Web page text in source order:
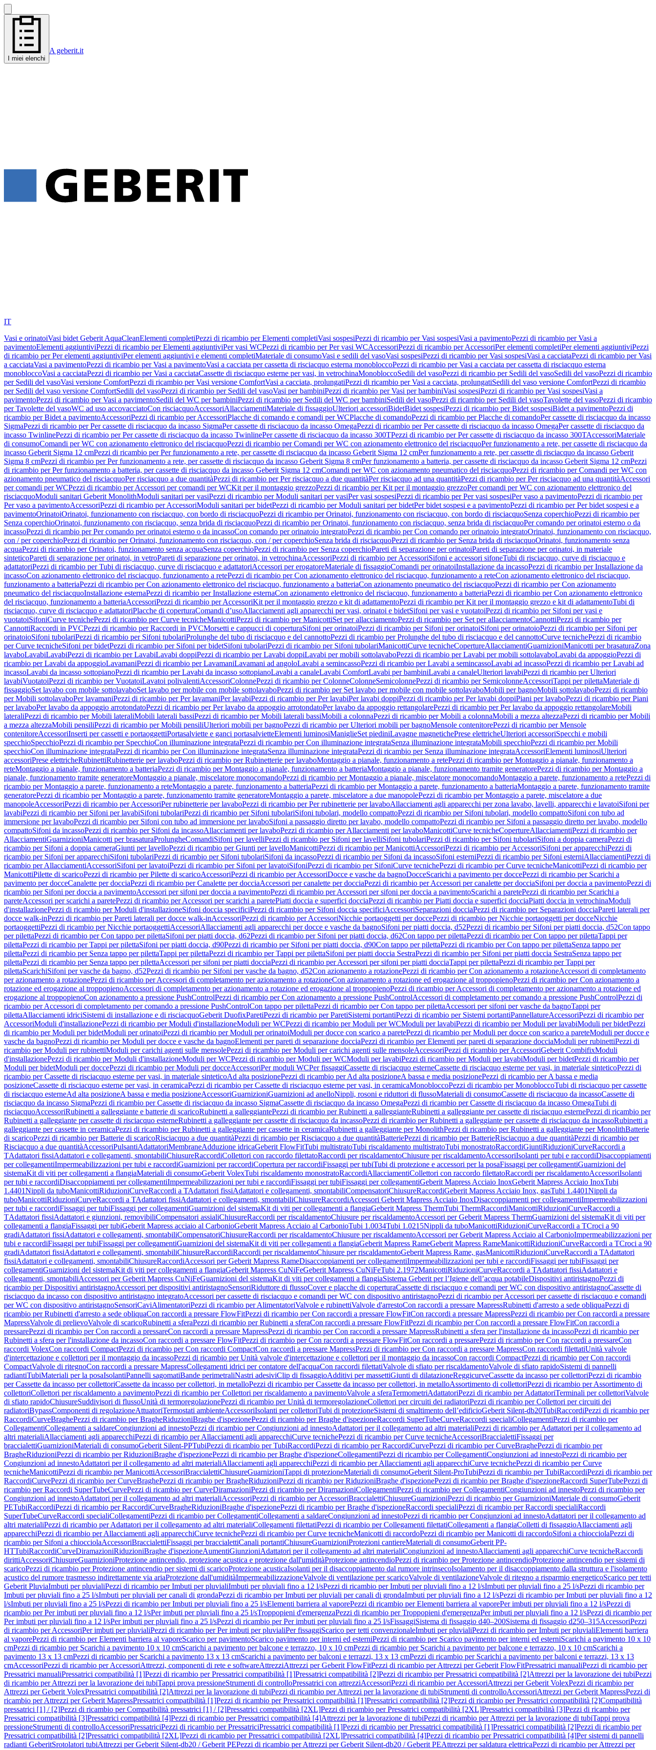
I miei elenchi
A geberit.it
IT
Vasi e orinatoiVasi bidet Geberit AquaCleanElementi completiPezzi di ricambio per Elementi completiVasi sospesiPezzi di ricambio per Vasi sospesiVasi a pavimentoPezzi di ricambio per Vasi a
pavimentoElementi aggiuntiviPezzi di ricambio per Elementi aggiuntiviPer vasi WCPezzi di ricambio per Per vasi WCAccessoriPezzi di ricambio per AccessoriPer elementi completiPer elementi aggiuntiviPezzi
di ricambio per Per elementi aggiuntiviPer elementi aggiuntivi e elementi completiMateriale di consumoVasi e sedili del vasoVasi sospesiPezzi di ricambio per Vasi sospesiVasi a cacciataPezzi di ricambio per Vasi
a cacciataVasi a pavimentoPezzi di ricambio per Vasi a pavimentoVasi a cacciata per cassetta di risciacquo esterna monobloccoPezzi di ricambio per Vasi a cacciata per cassetta di risciacquo esterna
monobloccoVasi a cacciataPezzi di ricambio per Vasi a cacciataCassette di risciacquo esterne per vasi, in vetrochinaMonobloccoSedili del vasoPezzi di ricambio per Sedili del vasoSedili del vasoPezzi di ricambio
per Sedili del vasoVasi versione ComfortPezzi di ricambio per Vasi versione ComfortVasi a cacciata, prolungatiPezzi di ricambio per Vasi a cacciata, prolungatiSedili del vaso versione ComfortPezzi di ricambio
per Sedili del vaso versione ComfortSedili del vasoPezzi di ricambio per Sedili del vasoVasi per bambiniPezzi di ricambio per Vasi per bambiniVasi sospesiPezzi di ricambio per Vasi sospesiVasi a
pavimentoPezzi di ricambio per Vasi a pavimentoSedili del WC per bambiniPezzi di ricambio per Sedili del WC per bambiniSedili del vasoPezzi di ricambio per Sedili del vasoTavolette del vasoPezzi di ricambio
per Tavolette del vasoWC ad uso accovacciatoCon risciacquoAccessoriAllacciamentiMateriale di fissaggioUlteriori accessoriBidetBidet sospesiPezzi di ricambio per Bidet sospesiBidet a pavimentoPezzi di
ricambio per Bidet a pavimentoAccessoriPezzi di ricambio per AccessoriPlacche di comando e comandi per WCPlacche di comandoPezzi di ricambio per Placche di comandoPer cassette di risciacquo da incasso
SigmaPezzi di ricambio per Per cassette di risciacquo da incasso SigmaPer cassette di risciacquo da incasso OmegaPezzi di ricambio per Per cassette di risciacquo da incasso OmegaPer cassette di risciacquo da
incasso TwinlinePezzi di ricambio per Per cassette di risciacquo da incasso TwinlinePer cassette di risciacquo da incasso 300TPezzi di ricambio per Per cassette di risciacquo da incasso 300TAccessoriMateriale
di consumoComandi per WC con azionamento elettronico del risciacquoPezzi di ricambio per Comandi per WC con azionamento elettronico del risciacquoPer funzionamento a rete, per cassette di risciacquo da
incasso Geberit Sigma 12 cmPezzi di ricambio per Per funzionamento a rete, per cassette di risciacquo da incasso Geberit Sigma 12 cmPer funzionamento a rete, per cassette di risciacquo da incasso Geberit
Sigma 8 cmPezzi di ricambio per Per funzionamento a rete, per cassette di risciacquo da incasso Geberit Sigma 8 cmPer funzionamento a batteria, per cassette di risciacquo da incasso Geberit Sigma 12 cmPezzi
di ricambio per Per funzionamento a batteria, per cassette di risciacquo da incasso Geberit Sigma 12 cmComandi per WC con azionamento pneumatico del risciacquoPezzi di ricambio per Comandi per WC con
azionamento pneumatico del risciacquoPer risciacquo a due quantitàPezzi di ricambio per Per risciacquo a due quantitàPer risciacquo ad una quantitàPezzi di ricambio per Per risciacquo ad una quantitàAccessori
per comandi per WCPezzi di ricambio per Accessori per comandi per WCKit per il montaggio grezzoPezzi di ricambio per Kit per il montaggio grezzoPer comandi per WC con azionamento elettronico del
risciacquoModuli sanitari Geberit MonolithModuli sanitari per vasiPezzi di ricambio per Moduli sanitari per vasiPer vasi sospesiPezzi di ricambio per Per vasi sospesiPer vaso a pavimentoPezzi di ricambio per
Per vaso a pavimentoAccessoriPezzi di ricambio per AccessoriModuli sanitari per bidetPezzi di ricambio per Moduli sanitari per bidetPer bidet sospesi e a pavimentoPezzi di ricambio per Per bidet sospesi e a
pavimentoOrinatoiOrinatoi, funzionamento con risciacquo, con bordo di risciacquoPezzi di ricambio per Orinatoi, funzionamento con risciacquo, con bordo di risciacquoSenza coperchioPezzi di ricambio per
Senza coperchioOrinatoi, funzionamento con risciacquo, senza brida di risciacquoPezzi di ricambio per Orinatoi, funzionamento con risciacquo, senza brida di risciacquoPer comando per orinatoi esterno o da
incassoPezzi di ricambio per Per comando per orinatoi esterno o da incassoCon comando per orinatoio integratoPezzi di ricambio per Con comando per orinatoio integratoOrinatoi, funzionamento con risciacquo,
con / per coperchioPezzi di ricambio per Orinatoi, funzionamento con risciacquo, con / per coperchioSenza brida di risciacquoPezzi di ricambio per Senza brida di risciacquoOrinatoi, funzionamento senza
acquaPezzi di ricambio per Orinatoi, funzionamento senza acquaSenza coperchioPezzi di ricambio per Senza coperchioPareti di separazione per orinatoiPareti di separazione per orinatoi, in materiale
sinteticoPareti di separazione per orinatoi, in vetroPareti di separazione per orinatoi, in vetrochinaAccessoriPezzi di ricambio per AccessoriSifoni e accessori sifoneTubi di risciacquo, curve di risciacquo e
adattatoriPezzi di ricambio per Tubi di risciacquo, curve di risciacquo e adattatoriAccessori per erogatoreMateriale di fissaggioComandi per orinatoiInstallazione da incassoPezzi di ricambio per Installazione da
incassoCon azionamento elettronico del risciacquo, funzionamento a retePezzi di ricambio per Con azionamento elettronico del risciacquo, funzionamento a reteCon azionamento elettronico del risciacquo,
funzionamento a batteriaPezzi di ricambio per Con azionamento elettronico del risciacquo, funzionamento a batteriaCon azionamento pneumatico del risciacquoPezzi di ricambio per Con azionamento
pneumatico del risciacquoInstallazione esternaPezzi di ricambio per Installazione esternaCon azionamento elettronico del risciacquo, funzionamento a batteriaPezzi di ricambio per Con azionamento elettronico
del risciacquo, funzionamento a batteriaAccessoriPezzi di ricambio per AccessoriKit per il montaggio grezzo e kit di adattamentoPezzi di ricambio per Kit per il montaggio grezzo e kit di adattamentoTubi di
risciacquo, curve di risciacquo e adattatoriPlacche di coperturaComandi d’usoAllacciamenti agli apparecchi per vasi, orinatoi e bidetSifoni per vasi e vuotatoiPezzi di ricambio per Sifoni per vasi e
vuotatoiSifoniCurve tecnichePezzi di ricambio per Curve tecnicheManicottiPezzi di ricambio per ManicottiSet per allacciamentoPezzi di ricambio per Set per allacciamentoCannottiPezzi di ricambio per
CannottiRaccordi in PVCPezzi di ricambio per Raccordi in PVCMorsetti e cappucci di coperturaSifoni per orinatoiPezzi di ricambio per Sifoni per orinatoiSifoni per orinatoioPezzi di ricambio per Sifoni per
orinatoioSifoni tubolariPezzi di ricambio per Sifoni tubolariProlunghe del tubo di risciacquo e del cannottoPezzi di ricambio per Prolunghe del tubo di risciacquo e del cannottoCurve tecnichePezzi di ricambio
per Curve tecnicheSifoni per bidetPezzi di ricambio per Sifoni per bidetSifoni tubolariPezzi di ricambio per Sifoni tubolariManicottiCurve tecnicheCopertureAllacciamentiGuarnizioniManicotti per brasaturaZona
lavaboLavabiLavabiPezzi di ricambio per LavabiLavabi doppiPezzi di ricambio per Lavabi doppiLavabi per mobili sottolavaboPezzi di ricambio per Lavabi per mobili sottolavaboLavabi da appoggioPezzi di
ricambio per Lavabi da appoggioLavamaniPezzi di ricambio per LavamaniLavamani ad angoloLavabi a semincassoPezzi di ricambio per Lavabi a semincassoLavabi ad incassoPezzi di ricambio per Lavabi ad
incassoLavabi da incasso sottopianoPezzi di ricambio per Lavabi da incasso sottopianoLavabi a canaleLavabi ComfortLavabi per bambiniLavabi a canaleUlteriori lavabiPezzi di ricambio per Ulteriori
lavabiVuotatoiPezzi di ricambio per VuotatoiLavatoi polivalentiAccessoriColonnePezzi di ricambio per ColonneColonneSemicolonnePezzi di ricambio per SemicolonneAccessoriTappi per pilettaMateriale di
fissaggioSet lavabo con mobile sottolavaboSet lavabo per mobile con mobile sottolavaboPezzi di ricambio per Set lavabo per mobile con mobile sottolavaboMobili per bagnoMobili sottolavaboPezzi di ricambio
per Mobili sottolavaboPer lavamaniPezzi di ricambio per Per lavamaniPer lavabiPezzi di ricambio per Per lavabiPer lavabi doppiPezzi di ricambio per Per lavabi doppiPiani per lavaboPezzi di ricambio per Piani
per lavaboPer lavabo da appoggio arrotondatoPezzi di ricambio per Per lavabo da appoggio arrotondatoPer lavabo da appoggio rettangolarePezzi di ricambio per Per lavabo da appoggio rettangolareMobili
lateraliPezzi di ricambio per Mobili lateraliMobili laterali bassiPezzi di ricambio per Mobili laterali bassiMobili a colonnaPezzi di ricambio per Mobili a colonnaMobili a mezza altezzaPezzi di ricambio per Mobili
a mezza altezzaMobili pensiliPezzi di ricambio per Mobili pensiliUlteriori mobili per bagnoPezzi di ricambio per Ulteriori mobili per bagnoMensole contenitorePezzi di ricambio per Mensole
contenitoreAccessoriInserti per cassetti e portaoggettiPortasalviette e ganci portasalvietteElementi luminosiManiglieSet piediniLavagne magnetichePrese elettricheUlteriori accessoriSpecchi e mobili
specchioSpecchioPezzi di ricambio per SpecchioCon illuminazione integrataPezzi di ricambio per Con illuminazione integrataSenza illuminazione integrataMobili specchioPezzi di ricambio per Mobili
specchioCon illuminazione integrataPezzi di ricambio per Con illuminazione integrataSenza illuminazione integrataPezzi di ricambio per Senza illuminazione integrataAccessoriElementi luminosiUlteriori
accessoriPrese elettricheRubinettiRubinetterie per lavaboPezzi di ricambio per Rubinetterie per lavaboMontaggio a pianale, funzionamento a retePezzi di ricambio per Montaggio a pianale, funzionamento a
reteMontaggio a pianale, funzionamento a batteriaPezzi di ricambio per Montaggio a pianale, funzionamento a batteriaMontaggio a pianale, funzionamento tramite generatorePezzi di ricambio per Montaggio a
pianale, funzionamento tramite generatoreMontaggio a pianale, miscelatore monocomandoPezzi di ricambio per Montaggio a pianale, miscelatore monocomandoMontaggio a parete, funzionamento a retePezzi di
ricambio per Montaggio a parete, funzionamento a reteMontaggio a parete, funzionamento a batteriaPezzi di ricambio per Montaggio a parete, funzionamento a batteriaMontaggio a parete, funzionamento tramite
generatorePezzi di ricambio per Montaggio a parete, funzionamento tramite generatoreMontaggio a parete, miscelatore a due manopolePezzi di ricambio per Montaggio a parete, miscelatore a due
manopoleAccessoriPezzi di ricambio per AccessoriPer rubinetterie per lavaboPezzi di ricambio per Per rubinetterie per lavaboAllacciamenti agli apparecchi per zona lavabo, lavelli, apparecchi e lavatoiSifoni per
lavabiPezzi di ricambio per Sifoni per lavabiSifoni tubolariPezzi di ricambio per Sifoni tubolariSifoni tubolari, modello compattoPezzi di ricambio per Sifoni tubolari, modello compattoSifoni con tubo ad
immersione per lavaboPezzi di ricambio per Sifoni con tubo ad immersione per lavaboSifoni a passaggio diretto per lavabo, modello compattoPezzi di ricambio per Sifoni a passaggio diretto per lavabo, modello
compattoSifoni da incassoPezzi di ricambio per Sifoni da incassoAllacciamenti per lavaboPezzi di ricambio per Allacciamenti per lavaboManicottiCurve tecnicheCopertureAllacciamentiPezzi di ricambio per
AllacciamentiGuarnizioniManicotti per brasaturaProlungheComandiSifoni per lavelliPezzi di ricambio per Sifoni per lavelliSifoni tubolariPezzi di ricambio per Sifoni tubolariSifoni a doppia cameraPezzi di
ricambio per Sifoni a doppia cameraGiunti per lavelloPezzi di ricambio per Giunti per lavelloManicottiPezzi di ricambio per ManicottiAccessoriPezzi di ricambio per AccessoriSifoni per apparecchiPezzi di
ricambio per Sifoni per apparecchiSifoni tubolariPezzi di ricambio per Sifoni tubolariSifoni da incassoPezzi di ricambio per Sifoni da incassoSifoni esterniPezzi di ricambio per Sifoni esterniAllacciamentiPezzi di
ricambio per AllacciamentiAccessoriSifoni per lavatoiPezzi di ricambio per Sifoni per lavatoiSifoniPezzi di ricambio per SifoniCurve tecnichePezzi di ricambio per Curve tecnicheManicottiPezzi di ricambio per
ManicottiPilette di scaricoPezzi di ricambio per Pilette di scaricoAccessoriPezzi di ricambio per AccessoriDocce e vasche da bagnoDocceScarichi a pavimento per doccePezzi di ricambio per Scarichi a
pavimento per docceCanalette per docciaPezzi di ricambio per Canalette per docciaAccessori per canalette per docciaPezzi di ricambio per Accessori per canalette per docciaSifoni per doccia a pavimentoPezzi di
ricambio per Sifoni per doccia a pavimentoAccessori per sifoni per doccia a pavimentoPezzi di ricambio per Accessori per sifoni per doccia a pavimentoScarichi a paretePezzi di ricambio per Scarichi a
pareteAccessori per scarichi a paretePezzi di ricambio per Accessori per scarichi a paretePiatti doccia e superfici docciaPezzi di ricambio per Piatti doccia e superfici docciaPiatti doccia in vetrochinaModuli
d'installazionePezzi di ricambio per Moduli d'installazioneSifoni doccia specificiPezzi di ricambio per Sifoni doccia specificiAccessoriSeparazioni docciaPezzi di ricambio per Separazioni docciaPareti laterali per
docce walk-inPezzi di ricambio per Pareti laterali per docce walk-inAccessoriPezzi di ricambio per AccessoriNicchie portaoggetti per doccePezzi di ricambio per Nicchie portaoggetti per docceNicchie
portaoggettiPezzi di ricambio per Nicchie portaoggettiAccessoriAllacciamenti agli apparecchi per docce e vasche da bagnoSifoni per piatti doccia, d52Pezzi di ricambio per Sifoni per piatti doccia, d52Con tappo
per pilettaPezzi di ricambio per Con tappo per pilettaSifoni per piatti doccia, d62Pezzi di ricambio per Sifoni per piatti doccia, d62Con tappo per pilettaPezzi di ricambio per Con tappo per pilettaTappi per
pilettaPezzi di ricambio per Tappi per pilettaSifoni per piatti doccia, d90Pezzi di ricambio per Sifoni per piatti doccia, d90Con tappo per pilettaPezzi di ricambio per Con tappo per pilettaSenza tappo per
pilettaPezzi di ricambio per Senza tappo per pilettaTappi per pilettaPezzi di ricambio per Tappi per pilettaSifoni per piatti doccia SestraPezzi di ricambio per Sifoni per piatti doccia SestraSenza tappo per
pilettaPezzi di ricambio per Senza tappo per pilettaAccessori per sifoni per piatti docciaPezzi di ricambio per Accessori per sifoni per piatti docciaTappi per pilettaPezzi di ricambio per Tappi per
pilettaScarichiSifoni per vasche da bagno, d52Pezzi di ricambio per Sifoni per vasche da bagno, d52Con azionamento a rotazionePezzi di ricambio per Con azionamento a rotazioneAccessori di completamento
per azionamento a rotazionePezzi di ricambio per Accessori di completamento per azionamento a rotazioneCon azionamento a rotazione ed erogazione al troppopienoPezzi di ricambio per Con azionamento a
rotazione ed erogazione al troppopienoAccessori di completamento per azionamento a rotazione ed erogazione al troppopienoPezzi di ricambio per Accessori di completamento per azionamento a rotazione ed
erogazione al troppopienoCon azionamento a pressione PushControlPezzi di ricambio per Con azionamento a pressione PushControlAccessori di completamento per comando a pressione PushControlPezzi di
ricambio per Accessori di completamento per comando a pressione PushControlCon tappo per pilettaPezzi di ricambio per Con tappo per pilettaAccessori per sifoni per vasche da bagnoTappi per
pilettaAllacciamenti idriciSistemi di installazione e di risciacquoGeberit DuofixParetiPezzi di ricambio per ParetiSistemi portantiPezzi di ricambio per Sistemi portantiPannellatureAccessoriPezzi di ricambio per
AccessoriModuli d'installazionePezzi di ricambio per Moduli d'installazioneModuli per WCPezzi di ricambio per Moduli per WCModuli per lavabiPezzi di ricambio per Moduli per lavabiModuli per bidetPezzi
di ricambio per Moduli per bidetModuli per orinatoiPezzi di ricambio per Moduli per orinatoiModuli per docce con scarico a paretePezzi di ricambio per Moduli per docce con scarico a pareteModuli per docce e
vasche da bagnoPezzi di ricambio per Moduli per docce e vasche da bagnoElementi per pareti di separazione docciaPezzi di ricambio per Elementi per pareti di separazione docciaModuli per rubinettiPezzi di
ricambio per Moduli per rubinettiModuli per carichi agenti sulle mensolePezzi di ricambio per Moduli per carichi agenti sulle mensoleAccessoriPezzi di ricambio per AccessoriGeberit CombifixModuli
d'installazionePezzi di ricambio per Moduli d'installazioneModuli per WCPezzi di ricambio per Moduli per WCModuli per lavabiPezzi di ricambio per Moduli per lavabiModuli per bidetPezzi di ricambio per
Moduli per bidetModuli per doccePezzi di ricambio per Moduli per docceAccessoriPer moduli WCPer fissaggiCassette di risciacquo esterneCassette di risciacquo esterne per vasi, in materiale sinteticoPezzi di
ricambio per Cassette di risciacquo esterne per vasi, in materiale sinteticoAd alta posizionePezzi di ricambio per Ad alta posizioneA bassa e media posizionePezzi di ricambio per A bassa e media
posizioneCassette di risciacquo esterne per vasi, in ceramicaPezzi di ricambio per Cassette di risciacquo esterne per vasi, in ceramicaMonobloccoPezzi di ricambio per MonobloccoTubi di risciacquo per cassette
di risciacquo esterneAd alta posizioneA bassa e media posizioneAccessoriGuarnizioniGuarnizioni ad anelloNippli, rosoni e riduttori di flussoMateriali di consumoCassette di risciacquo da incassoCassette di
risciacquo da incasso SigmaPezzi di ricambio per Cassette di risciacquo da incasso SigmaCassette di risciacquo da incasso OmegaPezzi di ricambio per Cassette di risciacquo da incasso OmegaTubi di
risciacquoAccessoriRubinetti a galleggiante e batterie di scaricoRubinetti a galleggiantePezzi di ricambio per Rubinetti a galleggianteRubinetti a galleggiante per cassette di risciacquo esternePezzi di ricambio per
Rubinetti a galleggiante per cassette di risciacquo esterneRubinetti a galleggiante per cassette di risciacquo da incassoPezzi di ricambio per Rubinetti a galleggiante per cassette di risciacquo da incassoRubinetti a
galleggiante per cassette in ceramicaPezzi di ricambio per Rubinetti a galleggiante per cassette in ceramicaRubinetti a galleggiante per MonolithPezzi di ricambio per Rubinetti a galleggiante per MonolithBatterie
di scaricoPezzi di ricambio per Batterie di scaricoRisciacquo a due quantitàPezzi di ricambio per Risciacquo a due quantitàBatteriePezzi di ricambio per BatterieRisciacquo a due quantitàPezzi di ricambio per
Risciacquo a due quantitàAccessoriPulsantiAdattatoriMembraneAdduzione idricaGeberit FlowFitTubi multistratoTubi riscaldamento multistratoTubi monostratoRaccordiGiuntiRiduzioniCurveRaccordi a
TAdattatori fissiAdattatori e collegamenti, smontabiliChiusureRaccordiCollettori con raccordo filettatoRaccordi per riscaldamentoChiusure per riscaldamentoAccessoriIsolanti per tubi e raccordiDisaccoppiamenti
per collegamentiImpermeabilizzazioni per tubi e raccordiGuarnizioni per raccordiCopertura per raccordiFissaggi per tubiTubi di protezione e accessori per la posaFissaggi per collegamentiGuarnizioni del
sistemaKit di viti per collegamenti a flangiaMateriali di consumoGeberit VolexTubi riscaldamento monostratoRaccordiAllacciamentiCollettori con raccordo filettatoRaccordi per riscaldamentoAccessoriIsolanti
per tubi e raccordiDisaccoppiamenti per collegamentiImpermeabilizzazioni per tubi e raccordiFissaggi per tubiFissaggi per collegamentiGeberit Mapress Acciaio InoxGeberit Mapress Acciaio InoxTubi
1.4401Nippli da tuboManicottiRiduzioniCurveRaccordi a TAdattatori fissiAdattatori e collegamenti, smontabiliCompensatoriChiusureRaccordiGeberit Mapress Acciaio Inox, gasTubi 1.4401Nippli da
tuboManicottiRiduzioniCurveRaccordi a TAdattatori fissiAdattatori e collegamenti, smontabiliChiusureRaccordiAccessori Geberit Mapress Acciaio InoxDisaccoppiamenti per collegamentiImpermeabilizzazioni
per tubi e raccordiFissaggi per tubiFissaggi per collegamentiGuarnizioni del sistemaKit di viti per collegamenti a flangiaGeberit Mapress ThermTubi ThermRaccordiManicottiRiduzioniCurveRaccordi a
TAdattatori fissiAdattatori e giunzioni, removibiliCompensatori assialiChiusureRaccordi per riscaldamentoChiusure per riscaldamentoAccessori per Geberit Mapress ThermGuarnizioni del sistemaKit di viti per
collegamenti a flangiaFissaggi per tubiGeberit Mapress acciaio al CarbonioGeberit Mapress Acciaio al CarbonioTubi 1.0034Tubi 1.0215Nippli da tuboManicottiRiduzioniCurveRaccordi a TCroci a 90
gradiAdattatori fissiAdattatori e collegamenti, smontabiliCompensatoriChiusureRaccordi per riscaldamentoChiusure per riscaldamentoAccessori per Geberit Mapress Acciaio al CarbonioImpermeabilizzazioni per
tubi e raccordiFissaggi per tubiFissaggi per collegamentiGuarnizioni del sistemaKit di viti per collegamenti a flangiaGeberit Mapress RameGeberit Mapress RameManicottiRiduzioniCurveRaccordi a TCroci a 90
gradiAdattatori fissiAdattatori e collegamenti, smontabiliChiusureRaccordiRaccordi per riscaldamentoChiusure per riscaldamentoGeberit Mapress Rame, gasManicottiRiduzioniCurveRaccordi a TAdattatori
fissiAdattatori e collegamenti, smontabiliChiusureRaccordiAccessori per Geberit Mapress RameDisaccoppiamenti per collegamentiImpermeabilizzazioni per tubi e raccordiFissaggi per tubiFissaggi per
collegamentiGuarnizioni del sistemaKit di viti per collegamenti a flangiaGeberit Mapress CuNiFeGeberit Mapress CuNiFeTubi 2.1972ManicottiRiduzioniCurveRaccordi a TAdattatori fissiAdattatori e
collegamenti, smontabiliAccessori per Geberit Mapress CuNiFeGuarnizioni del sistemaKit di viti per collegamenti a flangiaSistema Geberit per l’Igiene dell’acqua potabileDispositivi antiristagnoPezzi di
ricambio per Dispositivi antiristagnoAccessori per dispositivi antiristagnoSensoriRiduttore di flussoCover e placche di coperturaCassette di risciacquo e comandi per WC con dispositivo antiristagnoCassette di
risciacquo da incasso con dispositivo antiristagno integratoAccessori per cassette di risciacquo e comandi per WC con dispositivo antiristagnoPezzi di ricambio per Accessori per cassette di risciacquo e comandi
per WC con dispositivo antiristagnoSensoriCaviAlimentatoriPezzi di ricambio per AlimentatoriValvole e rubinettiValvole d'arrestoCon raccordi a pressare MapressRubinetti d'arresto a sede obliquaPezzi di
ricambio per Rubinetti d'arresto a sede obliquaCon raccordi a pressare FlowFitPezzi di ricambio per Con raccordi a pressare FlowFitCon raccordi a pressare MapressPezzi di ricambio per Con raccordi a pressare
MapressValvole di prelievoValvole di scaricoRubinetti a sferaPezzi di ricambio per Rubinetti a sferaCon raccordi a pressare FlowFitPezzi di ricambio per Con raccordi a pressare FlowFitCon raccordi a
pressarePezzi di ricambio per Con raccordi a pressareCon raccordi a pressare MapressPezzi di ricambio per Con raccordi a pressare MapressRubinetti a sfera per l'installazione da incassoPezzi di ricambio per
Rubinetti a sfera per l'installazione da incassoCon raccordi a pressare FlowFitPezzi di ricambio per Con raccordi a pressare FlowFitCon raccordi a pressarePezzi di ricambio per Con raccordi a pressareCon
raccordi VolexCon raccordi CompactPezzi di ricambio per Con raccordi CompactCon raccordi a pressare MapressPezzi di ricambio per Con raccordi a pressare MapressCon raccordi filettatiUnità valvole
d'intercettazione e collettori per il montaggio da incassoPezzi di ricambio per Unità valvole d'intercettazione e collettori per il montaggio da incassoCon raccordi CompactPezzi di ricambio per Con raccordi
CompactValvole di ritegnoCon raccordi a pressare MapressCollegamenti idrici per contatore dell'acquaCon raccordi filettatiValvole di sfiato per riscaldamentoValvole di sfiato rapidoSistemi di pannelli
radiantiTubiMateriali per la posaIsolantiPannelli sagomatiBande perimetraliNastri adesiviClip di fissaggioAdditivi per massettiGiunti di dilatazioneReggicurveCassette da incasso per collettoriPezzi di ricambio
per Cassette da incasso per collettoriCassette da incasso per collettori, in metalloPezzi di ricambio per Cassette da incasso per collettori, in metalloAssortimento di collettoriPezzi di ricambio per Assortimento di
collettoriCollettori per riscaldamento a pavimentoPezzi di ricambio per Collettori per riscaldamento a pavimentoValvole a sferaTermometriAdattatoriPezzi di ricambio per AdattatoriTerminali per collettoriValvole
di sfiato rapidoChiusureSuddivisori di flussoUnità di termoregolazionePezzi di ricambio per Unità di termoregolazioneCollettori per circuiti dei radiatoriPezzi di ricambio per Collettori per circuiti dei
radiatoriBypassComponenti di regolazioneAttuatoriTermostati ambienteAccessoriIsolanti per collettoriTubi di protezioneSistemi di smaltimento dell’edificioGeberit Silent-db20TubiRaccordiPezzi di ricambio per
RaccordiCurveBraghePezzi di ricambio per BragheRiduzioniBraghe d'ispezionePezzi di ricambio per Braghe d'ispezioneRaccordi SuperTubeCurveRaccordi specialiCollegamentiPezzi di ricambio per
CollegamentiCollegamenti a saldareCongiunzioni ad innestoPezzi di ricambio per Congiunzioni ad innestoAdattatori per il collegamento ad altri materialiPezzi di ricambio per Adattatori per il collegamento ad
altri materialiAllacciamenti agli apparecchiPezzi di ricambio per Allacciamenti agli apparecchiCurve tecnichePezzi di ricambio per Curve tecnicheAccessoriBraccialettiFissaggi per
braccialettiGuarnizioniMateriali di consumoGeberit Silent-PPTubiPezzi di ricambio per TubiRaccordiPezzi di ricambio per RaccordiCurvePezzi di ricambio per CurveBraghePezzi di ricambio per
BragheRiduzioniPezzi di ricambio per RiduzioniBraghe d'ispezionePezzi di ricambio per Braghe d'ispezioneCollegamentiPezzi di ricambio per CollegamentiCongiunzioni ad innestoPezzi di ricambio per
Congiunzioni ad innestoAdattatori per il collegamento ad altri materialiAllacciamenti agli apparecchiPezzi di ricambio per Allacciamenti agli apparecchiCurve tecnichePezzi di ricambio per Curve
tecnicheManicottiPezzi di ricambio per ManicottiAccessoriBraccialettiChiusureGuarnizioniTappi di protezioneMateriali di consumoGeberit Silent-ProTubiPezzi di ricambio per TubiRaccordiPezzi di ricambio per
RaccordiCurvePezzi di ricambio per CurveBraghePezzi di ricambio per BragheRiduzioniPezzi di ricambio per RiduzioniBraghe d'ispezionePezzi di ricambio per Braghe d'ispezioneRaccordi SuperTubePezzi di
ricambio per Raccordi SuperTubeCurvePezzi di ricambio per CurveDiramazioniPezzi di ricambio per DiramazioniCollegamentiPezzi di ricambio per CollegamentiCongiunzioni ad innestoPezzi di ricambio per
Congiunzioni ad innestoAdattatori per il collegamento ad altri materialiAccessoriPezzi di ricambio per AccessoriBraccialettiChiusureGuarnizioniPezzi di ricambio per GuarnizioniMateriale di consumoGeberit
PETubiRaccordiPezzi di ricambio per RaccordiCurveBragheRiduzioniBraghe d'ispezionePezzi di ricambio per Braghe d'ispezioneRaccordi specialiPezzi di ricambio per Raccordi specialiRaccordi
SuperTubeCurveRaccordi specialiCollegamentiPezzi di ricambio per CollegamentiCollegamenti a saldareCongiunzioni ad innestoPezzi di ricambio per Congiunzioni ad innestoAdattatori per il collegamento ad
altri materialiPezzi di ricambio per Adattatori per il collegamento ad altri materialiCollegamenti filettatiPezzi di ricambio per Collegamenti filettatiCollegamenti a flangiaColletti di fissaggioAllacciamenti agli
apparecchiPezzi di ricambio per Allacciamenti agli apparecchiCurve tecnichePezzi di ricambio per Curve tecnicheManicotti di raccordoPezzi di ricambio per Manicotti di raccordoSifoni a chiocciolaPezzi di
ricambio per Sifoni a chiocciolaAccessoriBraccialettiFissaggi per braccialettiCanali portantiChiusureGuarnizioniProtezioni cantiereMateriali di consumoGeberit PP-
HTTubiRaccordiCurveDiramazioniRiduzioniBraghe d'ispezioneAumentiGiunzioniAdattatori per il collegamento ad altri materialiCongiunzioni ad innestoAllacciamenti agli apparecchiCurve tecnicheRaccordi
dirittiAccessoriChiusureGuarnizioniProtezione antincendio, protezione acustica e protezione dall'umiditàProtezione antincendioPezzi di ricambio per Protezione antincendioProtezione antincendio per sistemi di
scaricoPezzi di ricambio per Protezione antincendio per sistemi di scaricoProtezione acusticaIsolanti per il disaccoppiamento dal rumore intrinsecoIsolamento per il disaccoppiamento dalla struttura e l'isolamento
acustico del rumore trasmesso indirettamente via ariaProtezione dall'umiditàImpermeabilizzazioneValvole di ventilazione per scaricoValvole di ventilazioneValvole di ritegno a risparmio energeticoScarico per tetti
Geberit PluviaImbuti per pluvialiPezzi di ricambio per Imbuti per pluvialiImbuti per pluviali fino a 12 l/sPezzi di ricambio per Imbuti per pluviali fino a 12 l/sImbuti per pluviali fino a 25 l/sPezzi di ricambio per
Imbuti per pluviali fino a 25 l/sImbuti per pluviali per canali di grondaPezzi di ricambio per Imbuti per pluviali per canali di grondaImbuti per pluviali fino a 12 l/sPezzi di ricambio per Imbuti per pluviali fino a 12
l/sImbuti per pluviali fino a 25 l/sPezzi di ricambio per Imbuti per pluviali fino a 25 l/sElementi barriera al vaporePezzi di ricambio per Elementi barriera al vaporePer imbuti per pluviali fino a 12 l/sPezzi di
ricambio per Per imbuti per pluviali fino a 12 l/sPer imbuti per pluviali fino a 25 l/sTroppopieni d'emergenzaPezzi di ricambio per Troppopieni d'emergenzaPer imbuti per pluviali fino a 12 l/sPezzi di ricambio per
Per imbuti per pluviali fino a 12 l/sPer imbuti per pluviali fino a 25 l/sPezzi di ricambio per Per imbuti per pluviali fino a 25 l/sFissaggiSistema di fissaggio d40–200Sistema di fissaggio d250–315AccessoriPezzi
di ricambio per AccessoriPer imbuti per pluvialiPezzi di ricambio per Per imbuti per pluvialiPer fissaggiScarico per tetti convenzionaleImbuti per pluvialiPezzi di ricambio per Imbuti per pluvialiElementi barriera
al vaporePezzi di ricambio per Elementi barriera al vaporeScarico per pavimentoScarico pavimento per interni ed esterniPezzi di ricambio per Scarico pavimento per interni ed esterniScarichi a pavimento 10 x 10
cmPezzi di ricambio per Scarichi a pavimento 10 x 10 cmScarichi a pavimento per balcone e terrazzo, 10 x 10 cmPezzi di ricambio per Scarichi a pavimento per balcone e terrazzo, 10 x 10 cmScarichi a
pavimento 13 x 13 cmPezzi di ricambio per Scarichi a pavimento 13 x 13 cmScarichi a pavimento per balconi e terrazzi, 13 x 13 cmPezzi di ricambio per Scarichi a pavimento per balconi e terrazzi, 13 x 13
cmAccessoriPezzi di ricambio per AccessoriAttrezzi, componenti di rete e softwareAttrezziAttrezzi per Geberit FlowFitPezzi di ricambio per Attrezzi per Geberit FlowFitPressatrici manualiPezzi di ricambio per
Pressatrici manualiPressatrici compatibilità [1]Pezzi di ricambio per Pressatrici compatibilità [1]Pressatrici compatibilità [2]Pezzi di ricambio per Pressatrici compatibilità [2]Attrezzi per la lavorazione dei tubiPezzi
di ricambio per Attrezzi per la lavorazione dei tubiTappi prova pressioneStrumenti di controlloPressatrici con attrezziAccessoriPezzi di ricambio per AccessoriAttrezzi per Geberit VolexPezzi di ricambio per
Attrezzi per Geberit VolexPressatrici compatibilità [2]Attrezzi per la lavorazione di tubiPezzi di ricambio per Attrezzi per la lavorazione di tubiStrumenti di controlloAccessoriAttrezzi per Geberit MapressPezzi di
ricambio per Attrezzi per Geberit MapressPressatrici compatibilità [1]Pezzi di ricambio per Pressatrici compatibilità [1]Pressatrici compatibilità [2]Pezzi di ricambio per Pressatrici compatibilità [2]Compatibilità
pressatrici [1] / [2]Pezzi di ricambio per Compatibilità pressatrici [1] / [2]Pressatrici compatibilità [2XL]Pezzi di ricambio per Pressatrici compatibilità [2XL]Pressatrici compatibilità [3]Pezzi di ricambio per
Pressatrici compatibilità [3]Pressatrici compatibilità [4]Pezzi di ricambio per Pressatrici compatibilità [4]Attrezzi per la lavorazione di tubiPezzi di ricambio per Attrezzi per la lavorazione di tubiTappi prova
pressioneStrumenti di controlloAccessoriPressatriciPezzi di ricambio per PressatriciPressatrici compatibilità [1]Pezzi di ricambio per Pressatrici compatibilità [1]Pressatrici compatibilità [2]Pezzi di ricambio per
Pressatrici compatibilità [2]Pressatrici compatibilità [2XL]Pezzi di ricambio per Pressatrici compatibilità [2XL]Pressatrici compatibilità [4]Pezzi di ricambio per Pressatrici compatibilità [4]Per sistemi di pannelli
radianti GeberitSrotolatori tubiAttrezzi per Geberit Silent-db20 / Geberit PEPezzi di ricambio per Attrezzi per Geberit Silent-db20 / Geberit PEAttrezzi per saldatura elettricaPezzi di ricambio per Attrezzi per